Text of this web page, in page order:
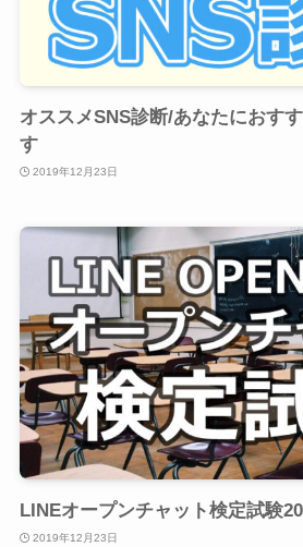
オススメSNS診断/あなたにおす
す
2019年12月23日
LINEオープンチャット検定試験
2019年12月23日